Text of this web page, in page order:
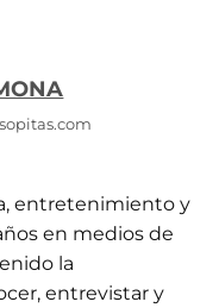
entretenimiento y
en medios de
la
entrevistar y